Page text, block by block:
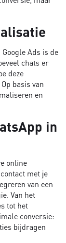
Ads is de
chats er
deze
basis van
en
in
online
met je
van een
Van het
tot het
conversie:
bijdragen